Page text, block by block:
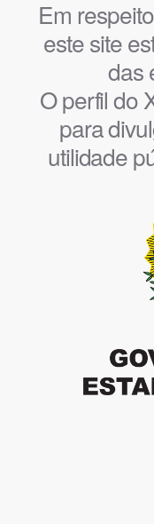
Em
este site
das
O perfil do
para
utilidade